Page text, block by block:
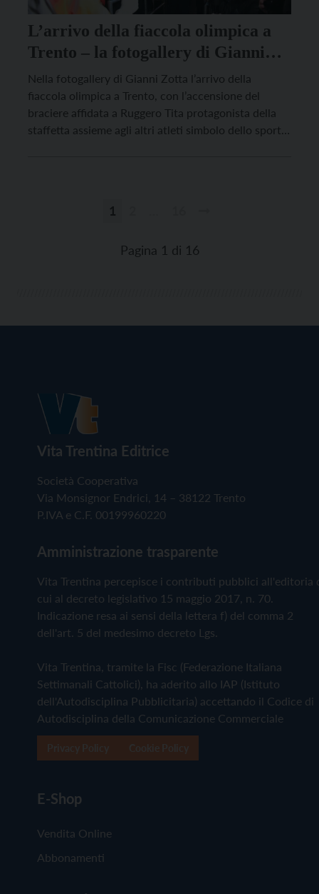
L’arrivo della fiaccola olimpica a
Trento – la fotogallery di Gianni
Zotta
Nella fotogallery di Gianni Zotta l’arrivo della
fiaccola olimpica a Trento, con l’accensione del
braciere affidata a Ruggero Tita protagonista della
staffetta assieme agli altri atleti simbolo dello sport
articoli
1
Pagina 1 di 16
Vita Trentina Editrice
Società Cooperativa
Via Monsignor Endrici, 14 – 38122 Trento
P.IVA e C.F. 00199960220
Amministrazione trasparente
Vita Trentina percepisce i contributi pubblici all'editoria
cui al decreto legislativo 15 maggio 2017, n. 70.
Indicazione resa ai sensi della lettera f) del comma 2
dell'art. 5 del medesimo decreto Lgs.
Vita Trentina, tramite la Fisc (Federazione Italiana
Settimanali Cattolici), ha aderito allo IAP (Istituto
dell'Autodisciplina Pubblicitaria) accettando il Codice di
Autodisciplina della Comunicazione Commerciale
E-Shop
Vendita Online
Abbonamenti